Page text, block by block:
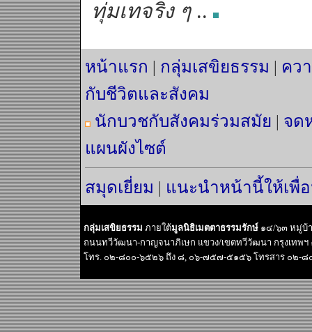
ทุ่มเทจริง ๆ..
หน้าแรก | กลุ่มเสขิยธรรม | คว
กับชีวิตและสังคม
นักบวชกับสังคมร่วมสมัย | จด
แผนผังไซต์
สมุดเยี่ยม | แนะนำหน้านี้ให้เพื่
กลุ่มเสขิยธรรม ภายใต้มูลนิธิเมตตาธรรมรักษ์ ๑๔/๖๓ หมู่บ้
ถนนทวีวัฒนา-กาญจนาภิเษก แขวง/เขตทวีวัฒนา กรุงเทพฯ
โทร. ๐๒-๘๐๐-๖๕๒๖ ถึง ๘, ๐๖-๗๕๗-๕๑๕๖ โทรสาร ๐๒-